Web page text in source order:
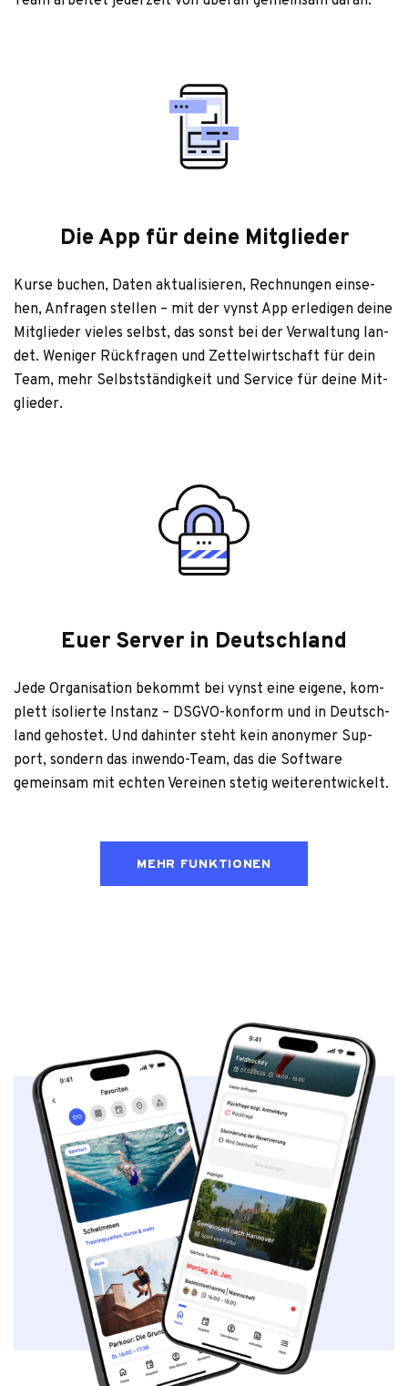
Die App für deine Mitglieder
Kurse buchen, Daten aktua­li­sie­ren, Rech­nun­gen ein­se­
hen, Anfra­gen stel­len – mit der vynst App erle­di­gen deine
Mit­glie­der vie­les selbst, das sonst bei der Ver­wal­tung lan­
det. Weni­ger Rück­fra­gen und Zet­tel­wirt­schaft für dein
Team, mehr Selbst­stän­dig­keit und Ser­vice für deine Mit­
glie­der.
Euer Server in Deutschland
Jede Orga­ni­sa­tion bekommt bei vynst eine eigene, kom­
plett iso­lierte Instanz – DSGVO-kon­form und in Deutsch­
land gehos­tet. Und dahin­ter steht kein anony­mer Sup­
port, son­dern das inwendo-Team, das die Soft­ware
gemein­sam mit ech­ten Ver­ei­nen ste­tig wei­ter­ent­wi­ckelt.
MEHR FUNKTIONEN